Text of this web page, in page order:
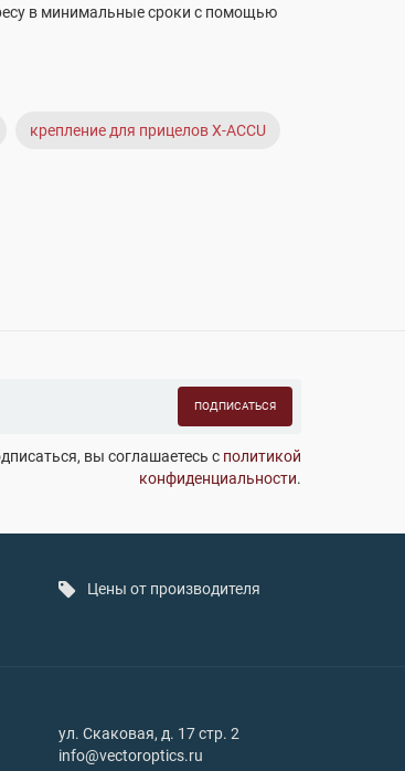
в минимальные сроки с помощью
крепление для прицелов X-ACCU
ПОДПИСАТЬСЯ
вы соглашаетесь с политикой
конфиденциальности.
Цены от производителя
ул. Скаковая, д. 17 стр. 2
info@vectoroptics.ru